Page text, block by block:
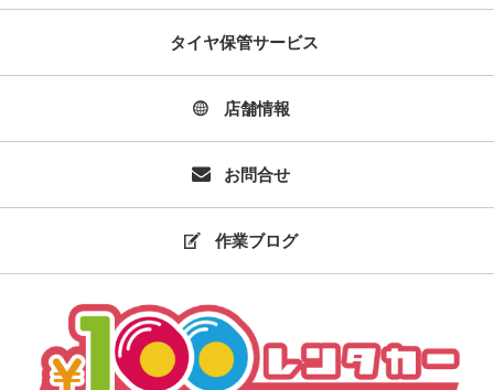
タイヤ保管サービス
店舗情報
お問合せ
作業ブログ